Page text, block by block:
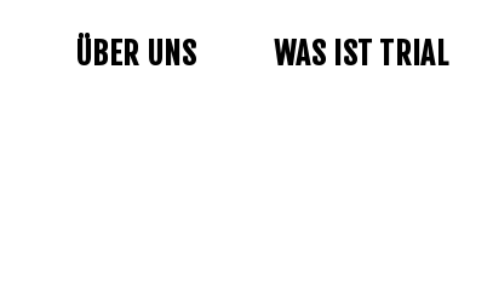
ÜBER UNS WAS IST TRIAL